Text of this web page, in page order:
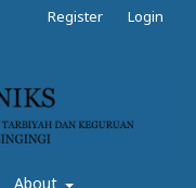
About
Register Login